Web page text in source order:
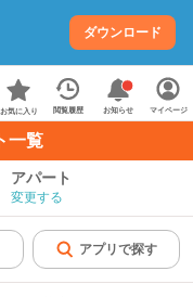
ダウンロード
お気に入り 閲覧履歴 お知らせ マイページ
一覧
アパート
変更する
アプリで探す